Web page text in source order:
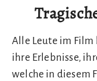
Alle Leute im Film
ihre Erlebnisse,
welche in diesem